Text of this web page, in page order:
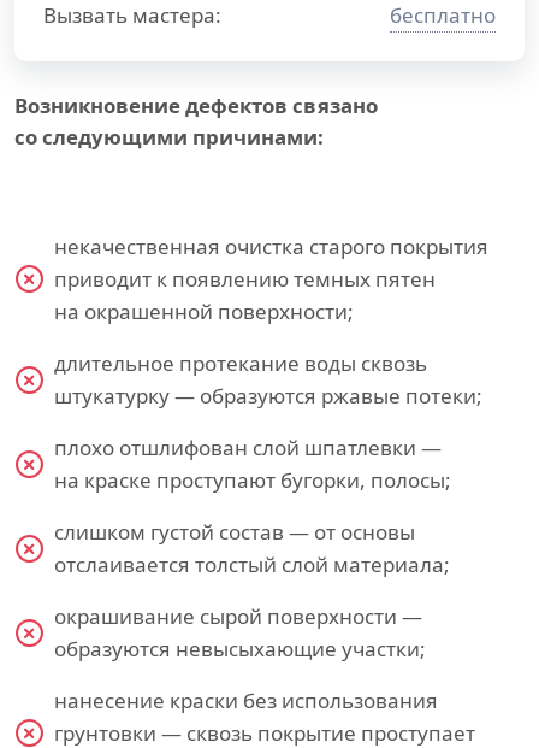
Вызвать мастера:
бесплатно
Возникновение дефектов связано
со следующими причинами:
некачественная очистка старого покрытия
приводит к появлению темных пятен
на окрашенной поверхности;
длительное протекание воды сквозь
штукатурку — образуются ржавые потеки;
плохо отшлифован слой шпатлевки —
на краске проступают бугорки, полосы;
слишком густой состав — от основы
отслаивается толстый слой материала;
окрашивание сырой поверхности —
образуются невысыхающие участки;
нанесение краски без использования
грунтовки — сквозь покрытие проступает